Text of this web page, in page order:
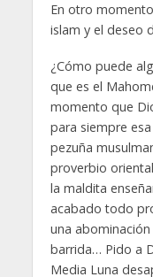
En otro
islam y el deseo
¿Cómo puede
que es el
momento que
para siempre
pezuña
proverbio
la maldita
acabado todo
una
barrida… Pido a
Media Luna